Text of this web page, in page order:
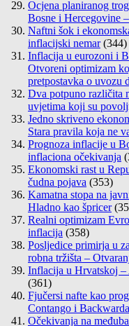
Ocjena planiranog
Bosne i Hercegovine
Naftni šok i
inflacijski nemar (344)
Inflacija u eurozoni i
Otvoreni optimizam
pretpostavka o uvozu
Dva potpuno različita
uvjetima koji su
Jedno skriveno
Stara pravila koja ne
Prognoza inflacije u
inflaciona očekivanja
Ekonomski rast u
čudna pojava (353)
Kamatna stopa na
Hladno kao špricer
Realni optimizam
inflacija (358)
Posljedice primirja u
robna tržišta –
Inflacija u Hrvatskoj –
(361)
Fjučersi nafte kao
Contango i
Očekivanja na